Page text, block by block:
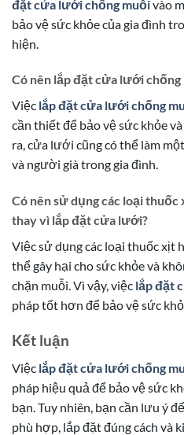
đặt cửa lưới chống muỗivào
bảo vệ sức khỏe của gia đình
hiện.
Có nên lắp đặt cửa lưới chống
Việc lắp đặt cửa lưới chống
cần thiết để bảo vệ sức khỏe
ra, cửa lưới cũng có thể làm
và người già trong gia đình.
Có nên sử dụng các loại
thay vì lắp đặt cửa lưới?
Việc sử dụng các loại thuốc xịt
thể gây hại cho sức khỏe và
chặn muỗi. Vì vậy, việc lắp đặt
pháp tốt hơn để bảo vệ sức
Kết luận
Việc lắp đặt cửa lưới chống
pháp hiệu quả để bảo vệ sức
bạn. Tuy nhiên, bạn cần lưu ý
phù hợp, lắp đặt đúng cách và